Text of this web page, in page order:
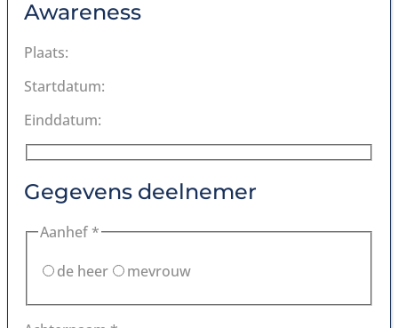
Awareness
Plaats:
Startdatum:
Einddatum:
Gegevens deelnemer
Aanhef *
de heer
mevrouw